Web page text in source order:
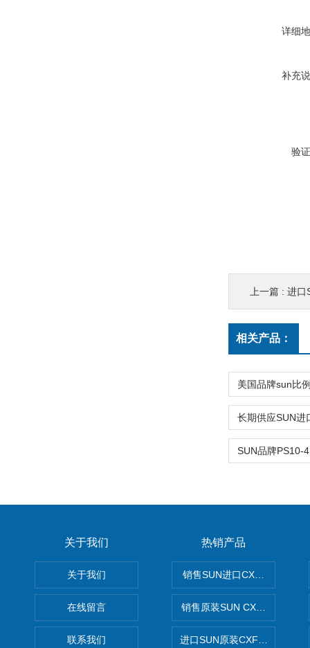
详细
补充
验
上一篇 : 进口
相关产品：
关于我们
关于我们
在线留言
联系我们
热销产品
销售SUN进口CXGDXCN插
销售原装SUN CXJAXCN全
进口SUN原装CXFAXCN导压